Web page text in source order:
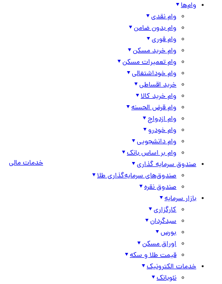
وام‌ها
وام نقدی
وام بدون ضامن
وام فوری
وام خرید مسکن
وام تعمیرات مسکن
وام خوداشتغالی
خرید اقساطی
وام خرید کالا
وام قرض الحسنه
وام ازدواج
وام خودرو
وام دانشجویی
وام بر اساس بانک
صندوق سرمایه گذاری
صندوق‌های سرمایه‌گذاری طلا
صندوق نقره
بازار سرمایه
کارگزاری
سبدگردان
بورس
اوراق مسکن
قیمت طلا و سکه
خدمات الکترونیک
نئوبانک
خدمات مالی